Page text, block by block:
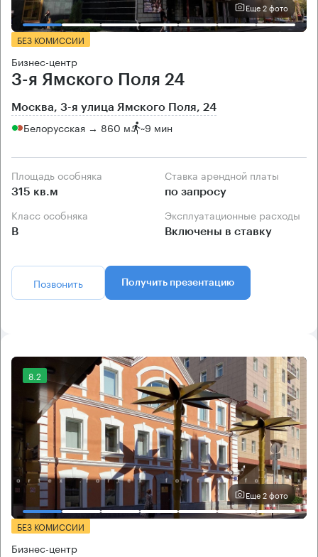
Еще 2 фото
БЕЗ КОМИССИИ
Бизнес-центр
3-я Ямского Поля 24
Москва, 3-я улица Ямского Поля, 24
Белорусская → 860 м ~9 мин
Площадь особняка
315 кв.м
Ставка арендной платы
по запросу
Класс особняка
B
Эксплуатационные расходы
Включены в ставку
Позвонить Получить презентацию
8.2
Еще 2 фото
БЕЗ КОМИССИИ
Бизнес-центр